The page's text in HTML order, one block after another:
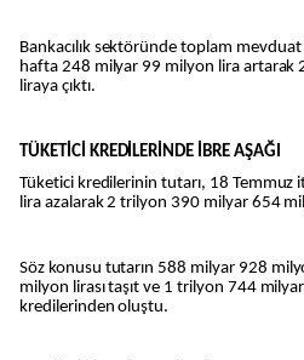
Bankacılık sektöründe toplam mevduat
hafta 248 milyar 99 milyon lira artarak
liraya çıktı.
TÜKETİCİ KREDİLERİNDE İBRE AŞAĞI
Tüketici kredilerinin tutarı, 18 Temmuz
lira azalarak 2 trilyon 390 milyar 654
Söz konusu tutarın 588 milyar 928
milyon lirası taşıt ve 1 trilyon 744
kredilerinden oluştu.